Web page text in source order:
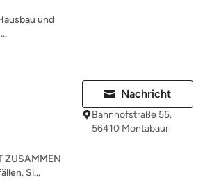
und
ZUSAMMEN
Si...
Nachricht
Bahnhofstraße 55,
56410 Montabaur